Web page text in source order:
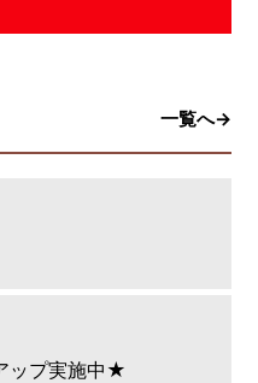
一覧へ→
ップ実施中★